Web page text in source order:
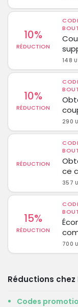
10%
RÉDUCTION
148
10%
RÉDUCTION
290
RÉDUCTION
ce
357
15%
RÉDUCTION
700
Réductions chez
Codes